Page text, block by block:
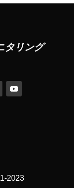
タリング
2023